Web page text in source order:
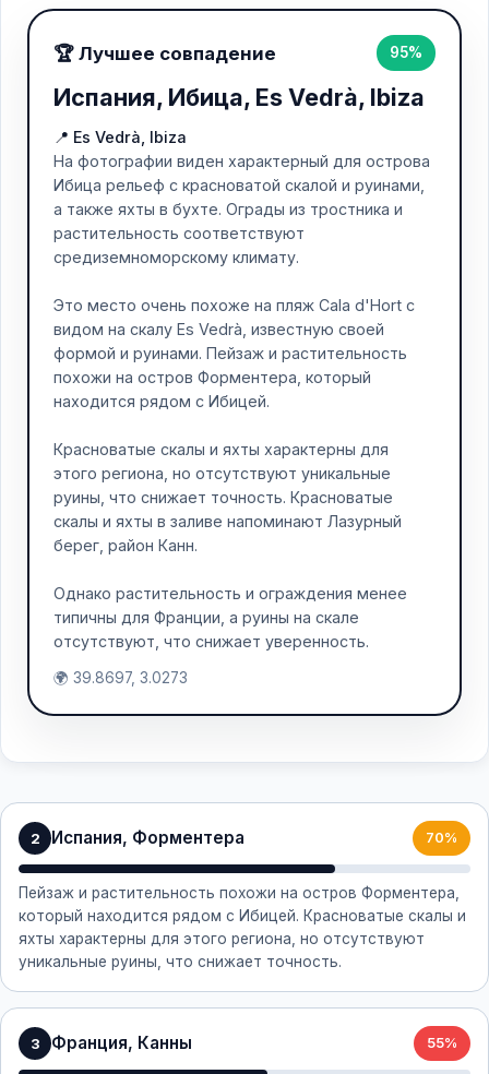
🏆 Лучшее совпадение 95%
Испания, Ибица, Es Vedrà, Ibiza
📍 Es Vedrà, Ibiza
На фотографии виден характерный для острова
Ибица рельеф с красноватой скалой и руинами,
а также яхты в бухте. Ограды из тростника и
растительность соответствуют
средиземноморскому климату.
Это место очень похоже на пляж Cala d'Hort с
видом на скалу Es Vedrà, известную своей
формой и руинами. Пейзаж и растительность
похожи на остров Форментера, который
находится рядом с Ибицей.
Красноватые скалы и яхты характерны для
этого региона, но отсутствуют уникальные
руины, что снижает точность. Красноватые
скалы и яхты в заливе напоминают Лазурный
берег, район Канн.
Однако растительность и ограждения менее
типичны для Франции, а руины на скале
отсутствуют, что снижает уверенность.
🌍 39.8697, 3.0273
2 Испания, Форментера 70%
Пейзаж и растительность похожи на остров Форментера,
который находится рядом с Ибицей. Красноватые скалы и
яхты характерны для этого региона, но отсутствуют
уникальные руины, что снижает точность.
3 Франция, Канны 55%